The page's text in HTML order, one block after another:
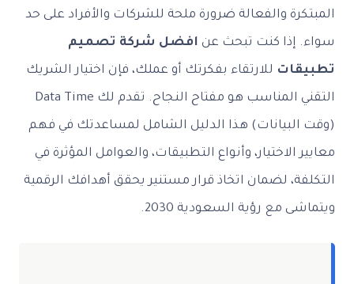
المبتكرة والفعالة ضرورة ملحة للشركات والأفراد على حد
سواء. إذا كنت تبحث عن افضل شركة تصميم
تطبيقات للارتقاء بفكرتك أو عملك، فإن اختيار الشريك
التقني المناسب هو مفتاح النجاح. تقدم لك Data Time
(وقت البيانات) هذا الدليل الشامل لمساعدتك في فهم
معايير الاختيار، وأنواع التطبيقات، والعوامل المؤثرة في
التكلفة، لضمان اتخاذ قرار مستنير يحقق أهدافك الرقمية
ويتماشى مع رؤية السعودية 2030.